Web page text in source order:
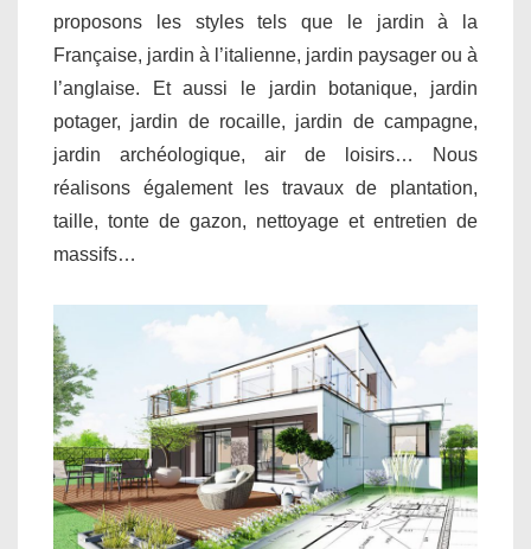
proposons les styles tels que le jardin à la
Française, jardin à l’italienne, jardin paysager ou à
l’anglaise. Et aussi le jardin botanique, jardin
potager, jardin de rocaille, jardin de campagne,
jardin archéologique, air de loisirs… Nous
réalisons également les travaux de plantation,
taille, tonte de gazon, nettoyage et entretien de
massifs…